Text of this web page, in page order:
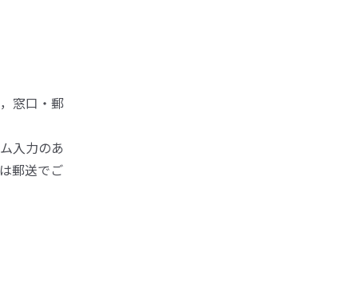
窓口・郵
入力のあ
郵送でご